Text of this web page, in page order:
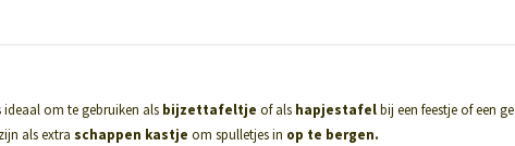
ideaal om te gebruiken als bijzettafeltje of als hapjestafelbij een feestje of een
als extra schappen kastje om spulletjes in op te bergen.